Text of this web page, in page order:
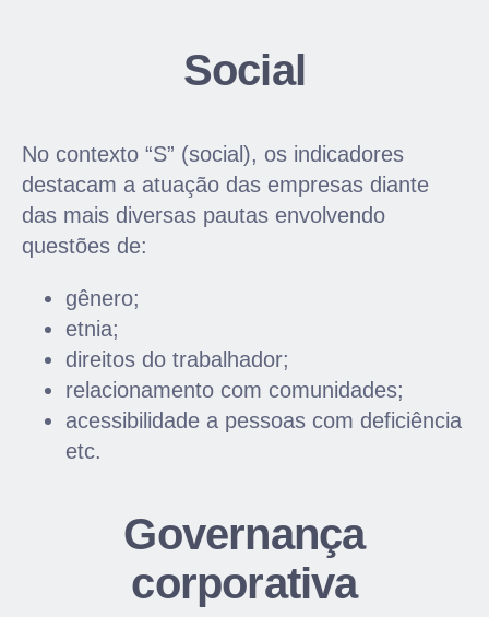
Social
No contexto “S” (social), os indicadores
destacam a atuação das empresas diante
das mais diversas pautas envolvendo
questões de:
gênero;
etnia;
direitos do trabalhador;
relacionamento com comunidades;
acessibilidade a pessoas com deficiência
etc.
Governança
corporativa